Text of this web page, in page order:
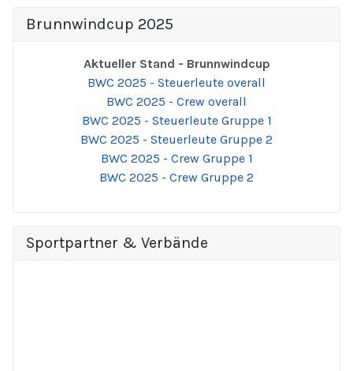
Brunnwindcup 2025
Aktueller Stand - Brunnwindcup
BWC 2025 - Steuerleute overall
BWC 2025 - Crew overall
BWC 2025 - Steuerleute Gruppe 1
BWC 2025 - Steuerleute Gruppe 2
BWC 2025 - Crew Gruppe 1
BWC 2025 - Crew Gruppe 2
Sportpartner & Verbände